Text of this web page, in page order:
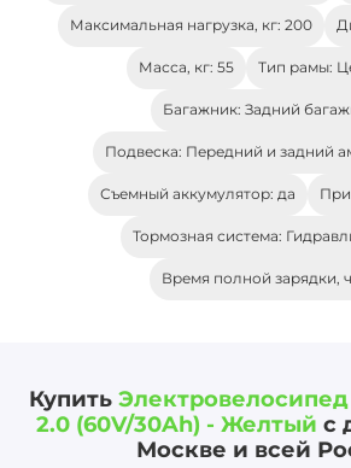
Максимальная нагрузка, кг: 200
Масса, кг: 55 Тип рамы:
Багажник: Задний
Подвеска: Передний и задний
Съемный аккумулятор: да
Тормозная система:
Время полной зарядки,
Купить Электровелосипед
2.0 (60V/30Ah) - Желтый с
Москве и всей